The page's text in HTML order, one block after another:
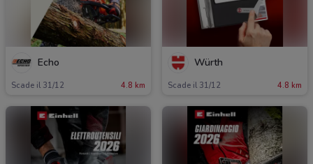
Echo
Scade il 31/12 4.8 km
Würth
Scade il 31/12 4.8 km